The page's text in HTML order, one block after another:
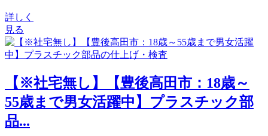
詳しく
見る
【※社宅無し】【豊後高田市：18歳～
55歳まで男女活躍中】プラスチック部
品...